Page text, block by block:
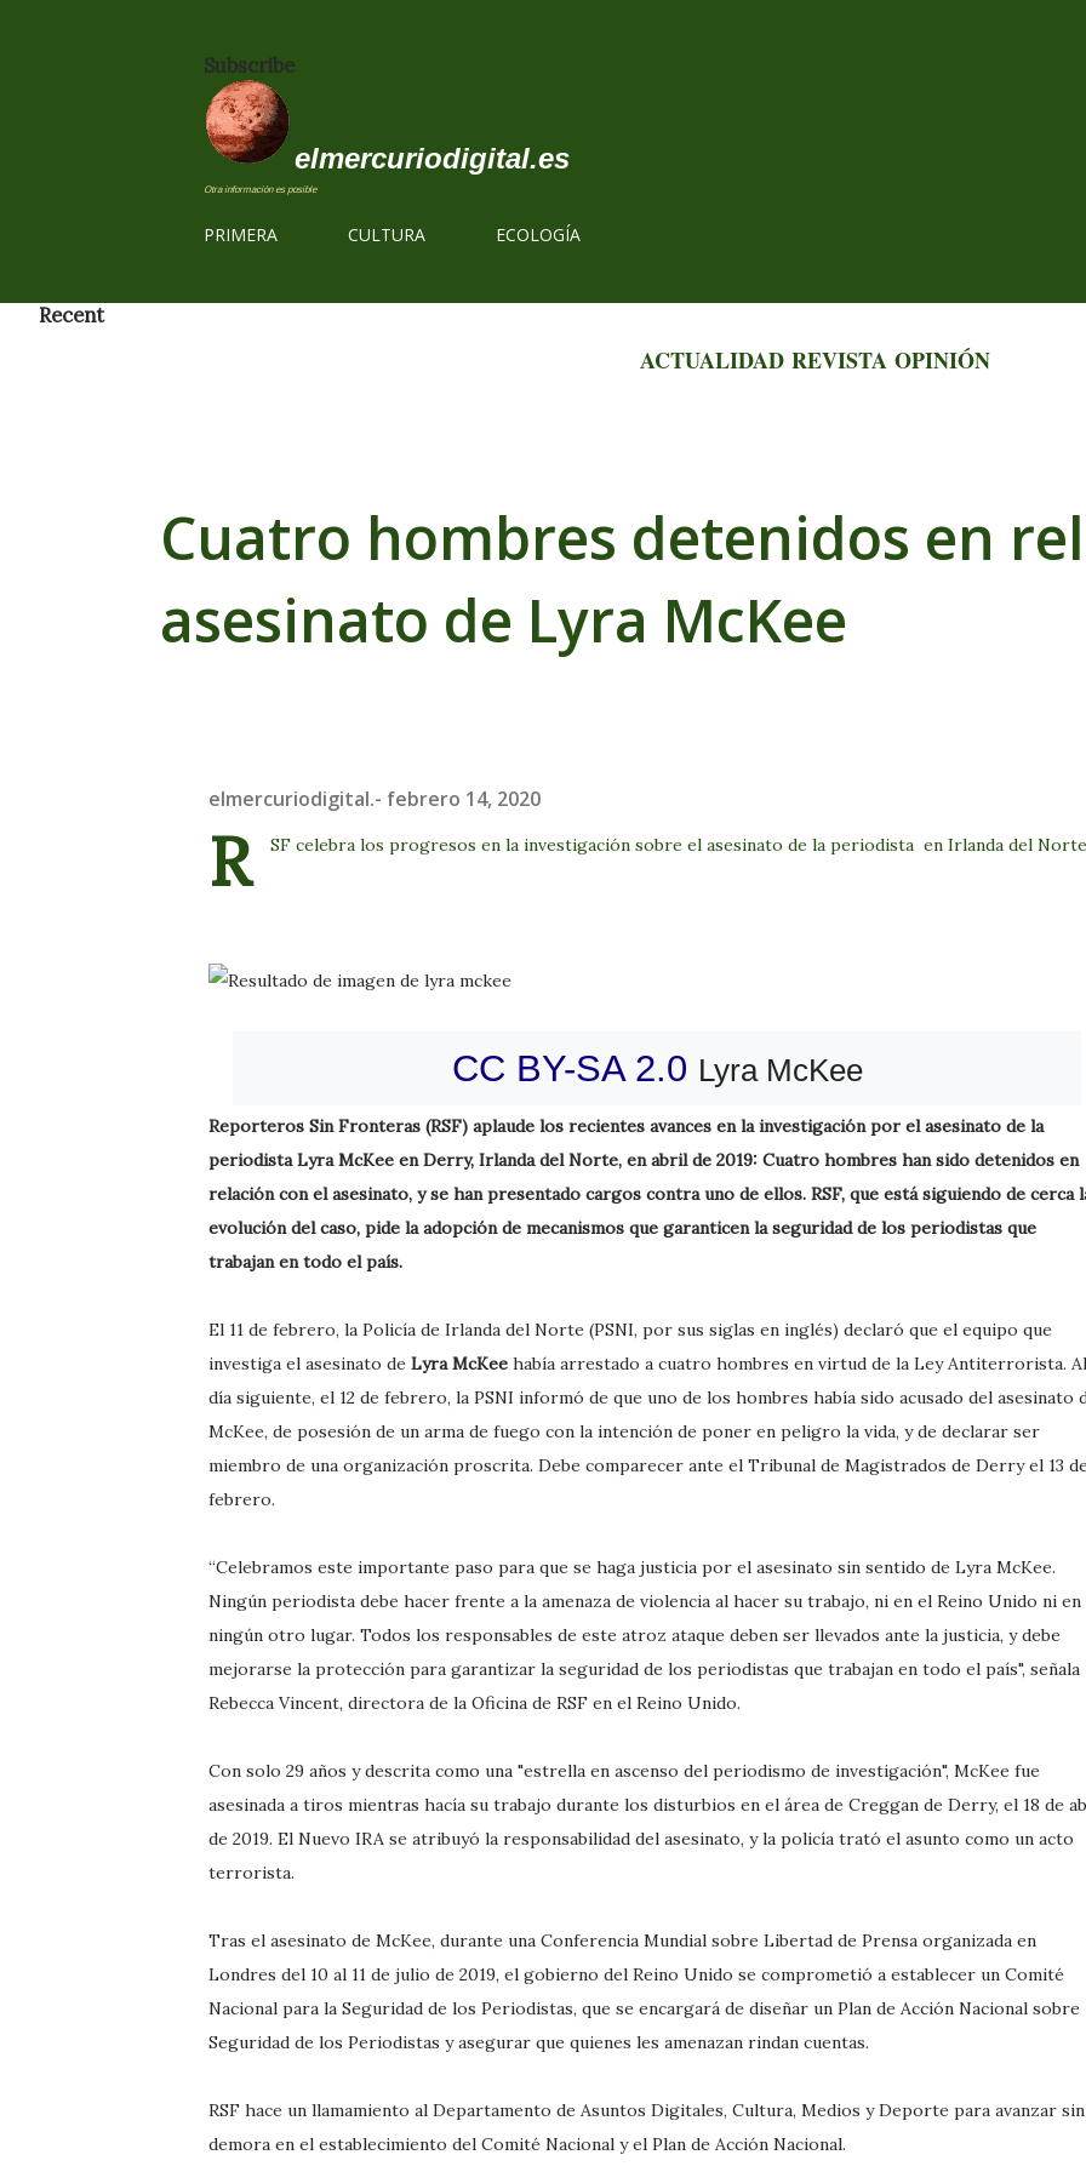
Subscribe
elmercuriodigital.es
Otra información es posible
PRIMERA CULTURA ECOLOGÍA
Recent
ACTUALIDAD REVISTA OPINIÓN
Cuatro hombres detenidos en
asesinato de Lyra McKee
elmercuriodigital.- febrero 14, 2020
R SF celebra los progresos en la investigación sobre el asesinato de la periodista en Irlanda del
CC BY-SA 2.0 Lyra McKee
Reporteros Sin Fronteras (RSF) aplaude los recientes avances en la investigación por el asesinato de la
periodista Lyra McKee en Derry, Irlanda delNorte, en abril de 2019: Cuatro hombres han sido detenidos en
relación con el asesinato, y se han presentado cargos contra uno de ellos. RSF, que está siguiendo de cerca
evolución del caso, pide la adopción de mecanismos que garanticen la seguridad de los periodistas que
trabajan en todo el país.
El 11 de febrero, la Policía de Irlanda del Norte (PSNI, por sus siglas en inglés) declaró que el equipo que
investiga el asesinato de Lyra McKee había arrestado a cuatro hombres en virtud de la Ley Antiterrorista. Al
día siguiente, el 12 de febrero, la PSNI informó de que uno de los hombres había sido acusado del asesinato
McKee, de posesión de un arma de fuego con la intención de poner en peligro la vida, y de declarar ser
miembro de una organización proscrita. Debe comparecer ante el Tribunal de Magistrados de Derry el 13
febrero.
“Celebramos este importante paso para que se haga justicia por el asesinato sin sentido de Lyra McKee.
Ningún periodista debe hacer frente a la amenaza de violencia al hacer su trabajo, ni en el Reino Unido ni en
ningún otro lugar. Todos los responsables de este atroz ataque deben ser llevados ante la justicia, y debe
mejorarse la protección para garantizar la seguridad de los periodistas que trabajan en todo el país", señala
Rebecca Vincent, directora de la Oficina de RSF en el Reino Unido.
Con solo 29 años y descrita como una "estrella en ascenso del periodismo de investigación", McKee fue
asesinada a tiros mientras hacía su trabajo durante los disturbios en el área de Creggan de Derry, el 18 de
de 2019. El Nuevo IRA se atribuyó la responsabilidad del asesinato, y la policía trató el asunto como un acto
terrorista.
Tras el asesinato de McKee, durante una Conferencia Mundial sobre Libertad de Prensa organizada en
Londres del 10 al 11 de julio de 2019, el gobierno del Reino Unido se comprometió a establecer un Comité
Nacional para la Seguridad de los Periodistas, que se encargará de diseñar un Plan de Acción Nacional sobre
Seguridad de los Periodistas y asegurar que quienes les amenazan rindan cuentas.
RSF hace un llamamiento al Departamento de Asuntos Digitales, Cultura, Medios y Deporte para avanzar sin
demora en el establecimiento del Comité Nacional y el Plan de Acción Nacional.